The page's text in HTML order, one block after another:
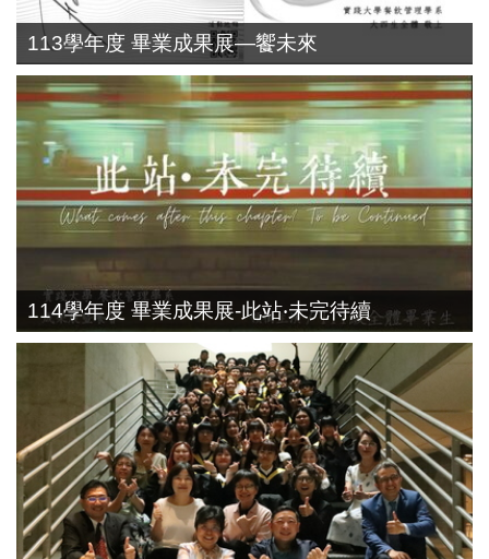
113學年度 畢業成果展—饗未來
114學年度 畢業成果展-此站‧未完待續